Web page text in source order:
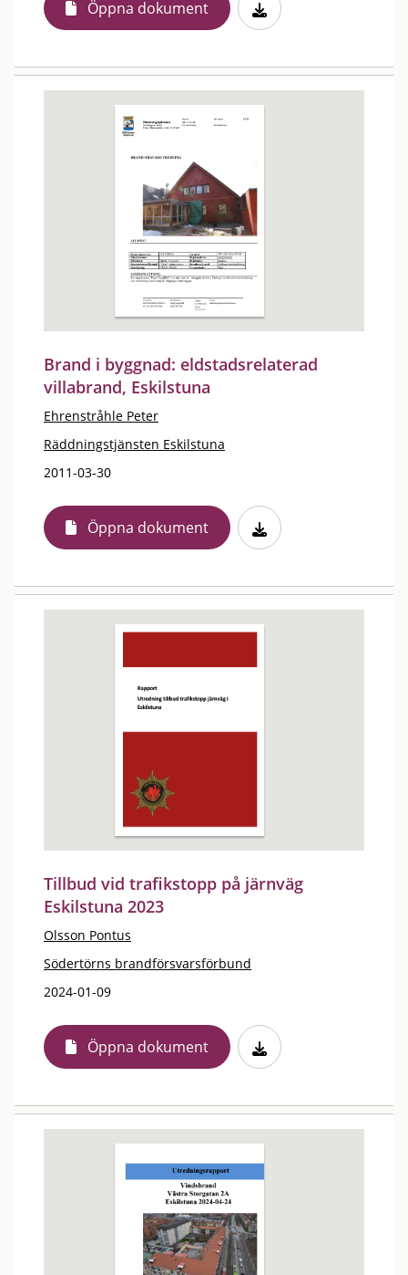
Öppna dokument
Brand i byggnad: eldstadsrelaterad
villabrand, Eskilstuna
Ehrenstråhle Peter
Räddningstjänsten Eskilstuna
2011-03-30
Öppna dokument
Tillbud vid trafikstopp på järnväg
Eskilstuna 2023
Olsson Pontus
Södertörns brandförsvarsförbund
2024-01-09
Öppna dokument